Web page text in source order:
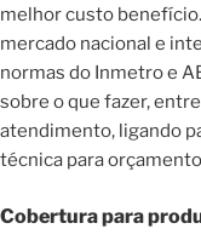
melhor custo
mercado nacional e
normas do Inmetro e
sobre o que fazer,
atendimento, ligando
técnica para
Cobertura para